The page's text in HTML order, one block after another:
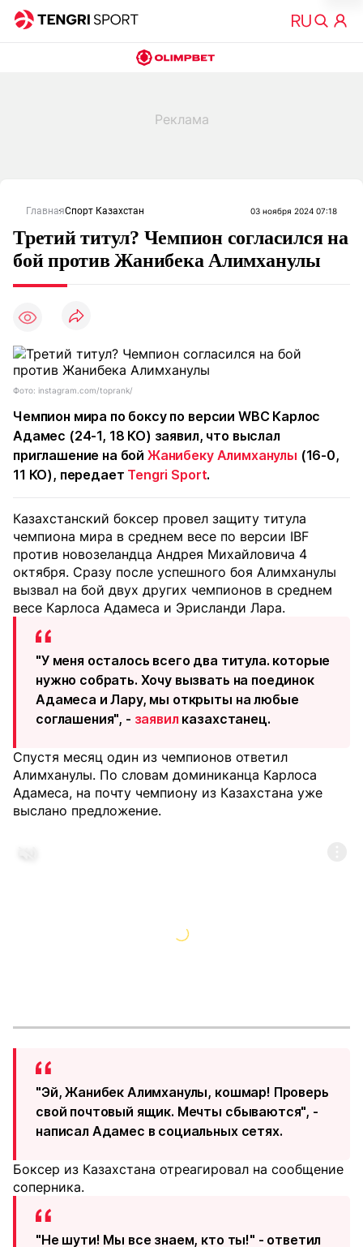
ГлавнаяСпорт Казахстан 03 ноября 2024 07:18
Третий титул? Чемпион согласился на
бой против Жанибека Алимханулы
Фото: instagram.com/toprank/
Чемпион мира по боксу по версии WBC Карлос
Адамес (24-1, 18 КО) заявил, что выслал
приглашение на бой Жанибеку Алимханулы (16-0,
11 КО), передает Tengri Sport.
Казахстанский боксер провел защиту титула
чемпиона мира в среднем весе по версии IBF
против новозеландца Андрея Михайловича 4
октября. Сразу после успешного боя Алимханулы
вызвал на бой двух других чемпионов в среднем
весе Карлоса Адамеса и Эрисланди Лара.
"У меня осталось всего два титула. которые
нужно собрать. Хочу вызвать на поединок
Адамеса и Лару, мы открыты на любые
соглашения", - заявил казахстанец.
Спустя месяц один из чемпионов ответил
Алимханулы. По словам доминиканца Карлоса
Адамеса, на почту чемпиону из Казахстана уже
выслано предложение.
"Эй, Жанибек Алимханулы, кошмар! Проверь
свой почтовый ящик. Мечты сбываются", -
написал Адамес в социальных сетях.
Боксер из Казахстана отреагировал на сообщение
соперника.
"Не шути! Мы все знаем, кто ты!" - ответил